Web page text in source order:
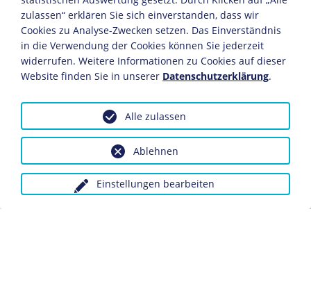
(1890-1976) in freundschaftlichem Kontakt steht.
1933
Breker erhält den Rom-Preis des preußischen
Kulturministeriums und verbringt ein Jahr in der Villa
Übersiedlung nach Berlin.
1935
zulassen“ erklären Sie sich einverstanden, dass wir
Cookies zu Analyse-Zwecken setzen. Das Einverständnis
in die Verwendung der Cookies können Sie jederzeit
widerrufen. Weitere Informationen zu Cookies auf dieser
Website finden Sie in unserer Datenschutzerklärung.
Einstellungen bearbeiten
Ablehnen
Alle zulassen